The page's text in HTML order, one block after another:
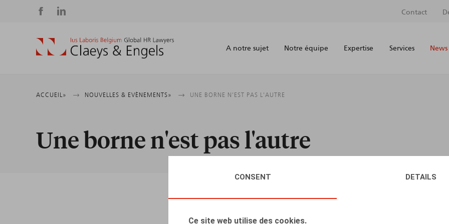
CONSENT DETAILS
Ce site web utilise des cookies.
Social
media
Contact
A notre sujet Notre équipe Expertise Services
Fil
d'Ariane
ACCUEIL NOUVELLES & EVÈNEMENTS UNE BORNE N'EST PAS L'AUTRE
Une borne n'est pas l'autre